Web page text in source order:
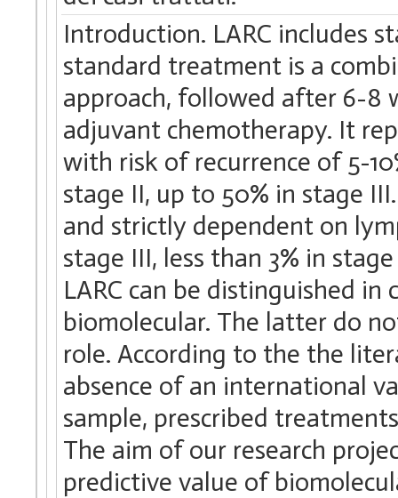
Introduction. LARC includes
standard treatment is a
approach, followed after 6-8
adjuvant chemotherapy. It
with risk of recurrence of 5-
stage II, up to 50% in stage
and strictly dependent on
stage III, less than 3% in
LARC can be distinguished
biomolecular. The latter do
role. According to the the
absence of an international
sample, prescribed
The aim of our research
predictive value of